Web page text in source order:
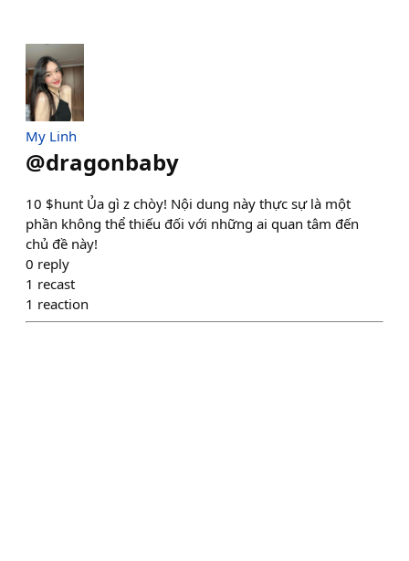
My Linh
@dragonbaby
10 $hunt Ủa gì z chòy! Nội dung này thực sự là một
phần không thể thiếu đối với những ai quan tâm đến
chủ đề này!
0 reply
1 recast
1 reaction